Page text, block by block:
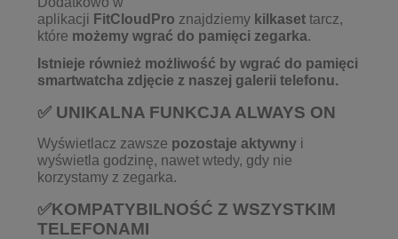
aplikacji FitCloudPro znajdziemy kilkaset tarcz,
które możemy wgrać do pamięci zegarka.
Istnieje również możliwość by wgrać do pamięci
smartwatcha zdjęcie z naszej galerii telefonu.
✅ UNIKALNA FUNKCJA ALWAYS ON
Wyświetlacz zawsze pozostaje aktywny i
wyświetla godzinę, nawet wtedy, gdy nie
korzystamy z zegarka.
✅KOMPATYBILNOŚĆ Z WSZYSTKIM
TELEFONAMI